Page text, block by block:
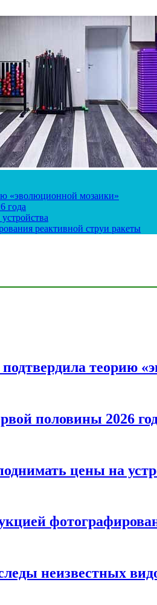
«эволюционной мозаики»
года
реактивной струи ракеты
теорию
половины 2026
цены на
неизвестных